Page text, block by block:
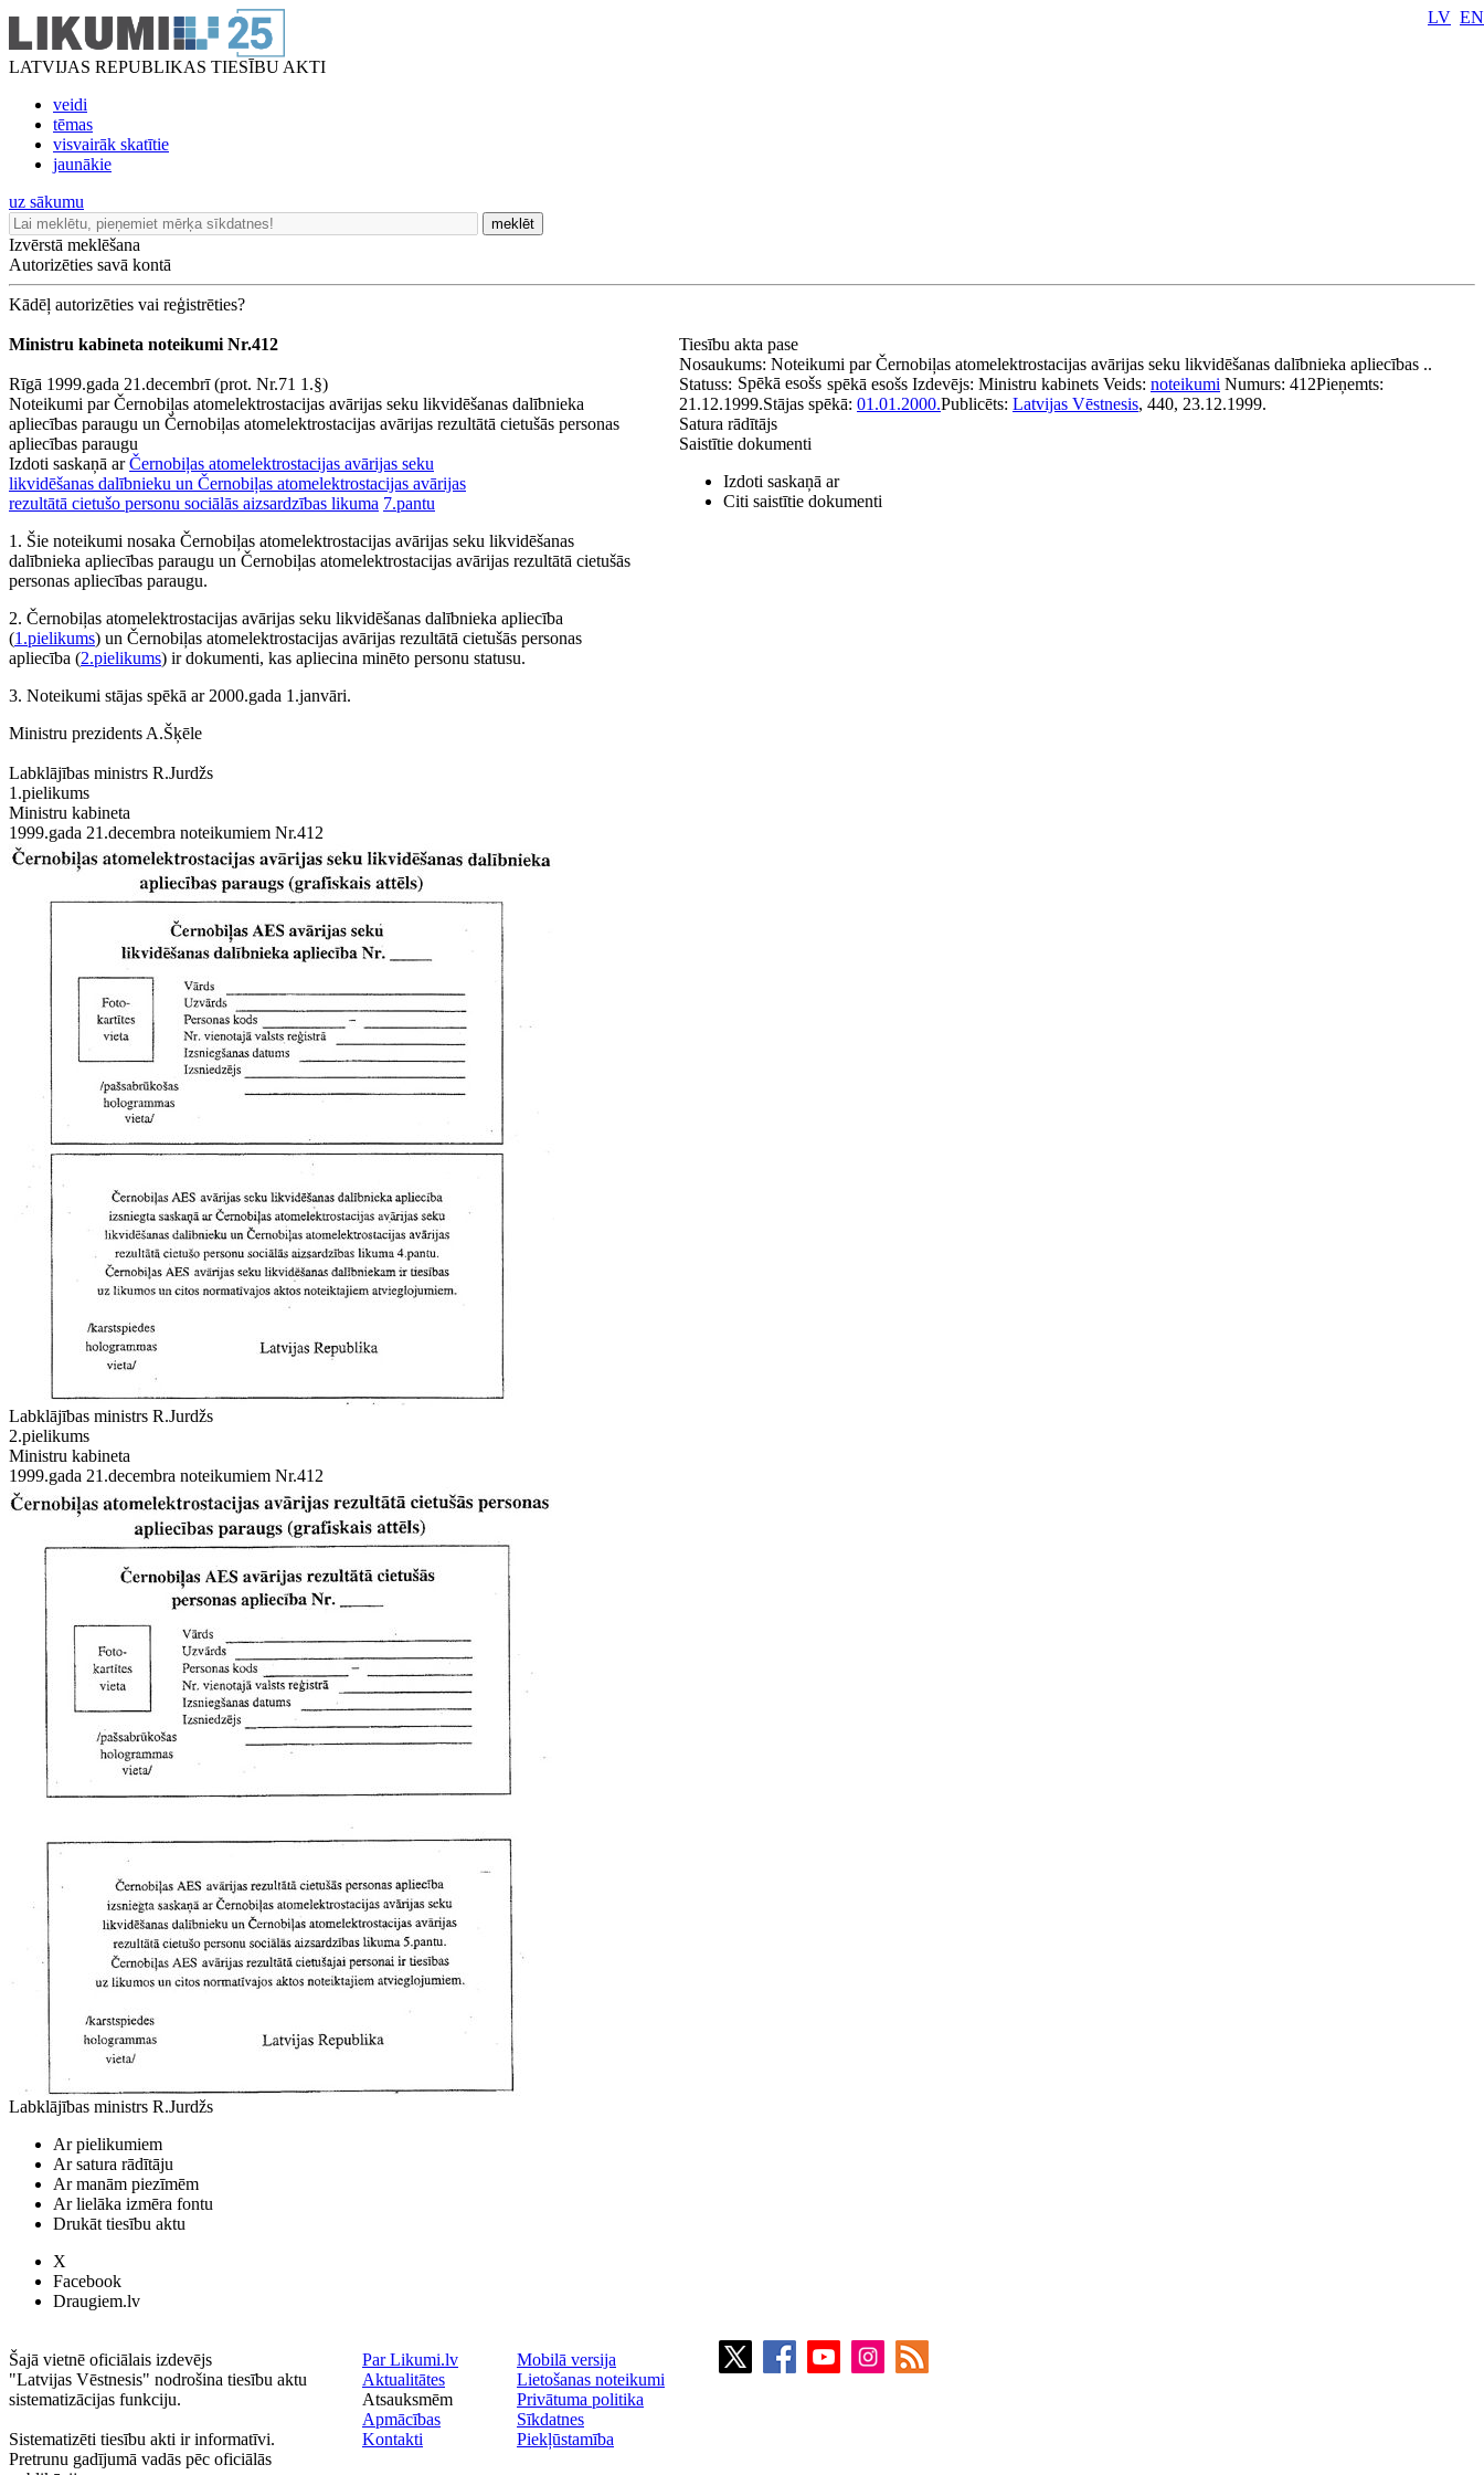
LATVIJAS REPUBLIKAS TIESĪBU AKTI
veidi
tēmas
visvairāk skatītie
jaunākie
LV EN
uz sākumu
meklēt
Izvērstā meklēšana
Autorizēties savā kontā
Kādēļ autorizēties vai reģistrēties?
Ministru kabineta noteikumi Nr.412
Rīgā 1999.gada 21.decembrī (prot. Nr.71 1.§)
Noteikumi par Černobiļas atomelektrostacijas avārijas seku likvidēšanas dalībnieka
apliecības paraugu un Černobiļas atomelektrostacijas avārijas rezultātā cietušās personas
apliecības paraugu
Izdoti saskaņā arČernobiļas atomelektrostacijas avārijas seku
likvidēšanas dalībnieku un Černobiļas atomelektrostacijas avārijas
rezultātā cietušo personu sociālās aizsardzības likuma 7.pantu
1. Šie noteikumi nosaka Černobiļas atomelektrostacijas avārijas seku likvidēšanas
dalībnieka apliecības paraugu un Černobiļas atomelektrostacijas avārijas rezultātā cietušās
personas apliecības paraugu.
2. Černobiļas atomelektrostacijas avārijas seku likvidēšanas dalībnieka apliecība
(1.pielikums) un Černobiļas atomelektrostacijas avārijas rezultātā cietušās personas
apliecība (2.pielikums) ir dokumenti, kas apliecina minēto personu statusu.
3. Noteikumi stājas spēkā ar 2000.gada 1.janvāri.
Ministru prezidents A.Šķēle
Labklājības ministrs R.Jurdžs
1.pielikums
Ministru kabineta
1999.gada 21.decembra noteikumiem Nr.412
Labklājības ministrs R.Jurdžs
2.pielikums
Ministru kabineta
1999.gada 21.decembra noteikumiem Nr.412
Labklājības ministrs R.Jurdžs
Tiesību akta pase
Nosaukums: Noteikumi par Černobiļas atomelektrostacijas avārijas seku likvidēšanas dalībnieka apliecības ..
Statuss: Spēkā esošs spēkā esošs Izdevējs: Ministru kabinets Veids: noteikumi Numurs: 412Pieņemts:
21.12.1999.Stājas spēkā: 01.01.2000.Publicēts: Latvijas Vēstnesis, 440, 23.12.1999.
Satura rādītājs
Saistītie dokumenti
Izdoti saskaņā ar
Citi saistītie dokumenti
Ar pielikumiem
Ar satura rādītāju
Ar manām piezīmēm
Ar lielāka izmēra fontu
Drukāt tiesību aktu
X
Facebook
Draugiem.lv
Šajā vietnē oficiālais izdevējs
"Latvijas Vēstnesis" nodrošina tiesību aktu
sistematizācijas funkciju.
Sistematizēti tiesību akti ir informatīvi.
Pretrunu gadījumā vadās pēc oficiālās
Par Likumi.lv
Aktualitātes
Atsauksmēm
Apmācības
Kontakti
Mobilā versija
Lietošanas noteikumi
Privātuma politika
Sīkdatnes
Piekļūstamība